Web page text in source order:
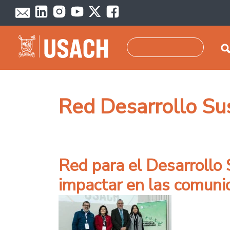
Pasar al contenido principal
Red Desarrollo
Red para el
impactar en las